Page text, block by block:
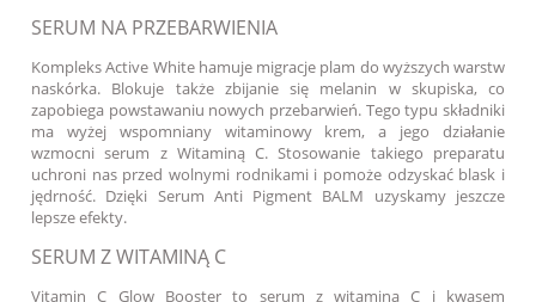
SERUM NA PRZEBARWIENIA
Kompleks Active White hamuje migracje plam do wyższych warstw
naskórka. Blokuje także zbijanie się melanin w skupiska, co
zapobiega powstawaniu nowych przebarwień. Tego typu składniki
ma wyżej wspomniany witaminowy krem, a jego działanie
wzmocni serum z Witaminą C. Stosowanie takiego preparatu
uchroni nas przed wolnymi rodnikami i pomoże odzyskać blask i
jędrność. Dzięki Serum Anti Pigment BALM uzyskamy jeszcze
lepsze efekty.
SERUM Z WITAMINĄ C
Vitamin C Glow Boosterto serum z witaminą C i kwasem